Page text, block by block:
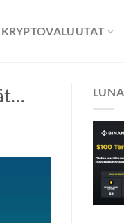
KRYPTOVALUUTAT